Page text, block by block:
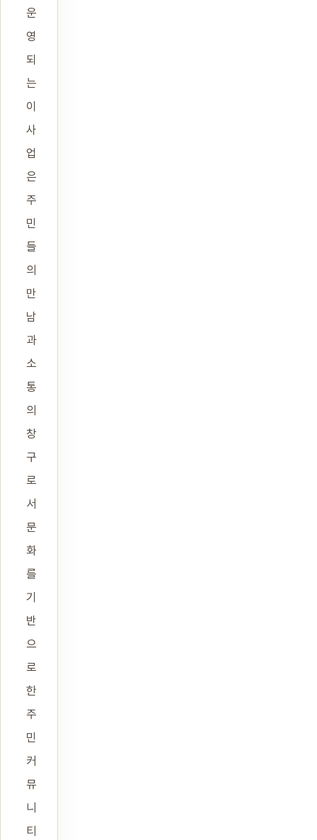
운
영
되
는
이
사
업
은
주
민
들
의
만
남
과
소
통
의
창
구
로
서
문
화
를
기
반
으
로
한
주
민
커
뮤
니
티